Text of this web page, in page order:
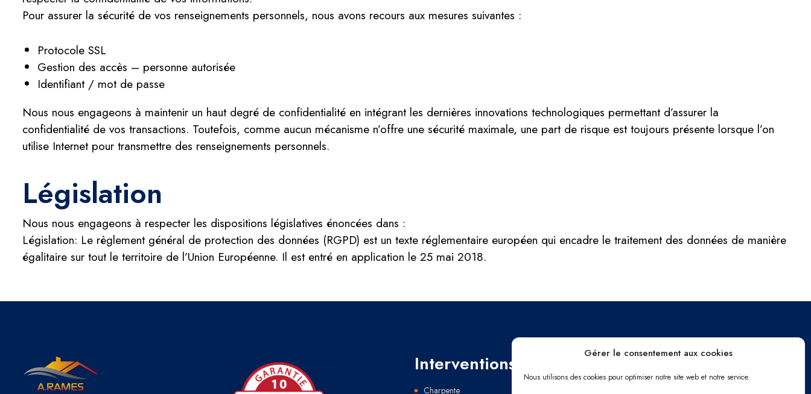
Gérer le consentement aux cookies
Nous utilisons des cookies pour optimiser notre site web et notre service.
Pour assurer la sécurité de vos renseignements personnels, nous avons recours aux mesures suivantes :
Protocole SSL
Gestion des accès – personne autorisée
Identifiant / mot de passe
Nous nous engageons à maintenir un haut degré de confidentialité en intégrant les dernières innovations technologiques permettant d’assurer la
confidentialité de vos transactions. Toutefois, comme aucun mécanisme n’offre une sécurité maximale, une part de risque est toujours présente lorsque l’on
utilise Internet pour transmettre des renseignements personnels.
Législation
Nous nous engageons à respecter les dispositions législatives énoncées dans :
Législation: Le règlement général de protection des données (RGPD) est un texte réglementaire européen qui encadre le traitement des données de manière
égalitaire sur tout le territoire de l’Union Européenne. Il est entré en application le 25 mai 2018.
Interventions
Charpente
Me contacter